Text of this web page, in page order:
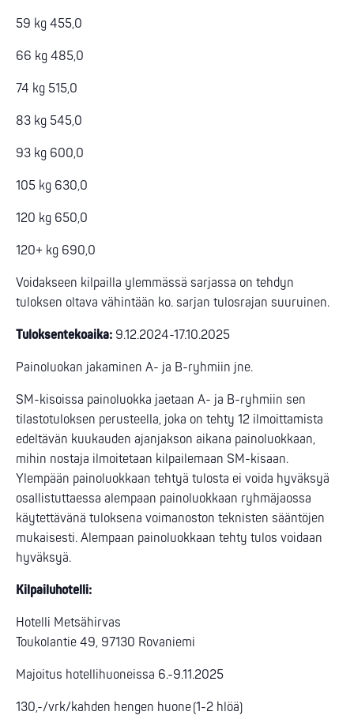
59 kg 455,0
66 kg 485,0
74 kg 515,0
83 kg 545,0
93 kg 600,0
105 kg 630,0
120 kg 650,0
120+ kg 690,0
Voidakseen kilpailla ylemmässä sarjassa on tehdyn
tuloksen oltava vähintään ko. sarjan tulosrajan suuruinen.
Tuloksentekoaika: 9.12.2024-17.10.2025
Painoluokan jakaminen A- ja B-ryhmiin jne.
SM-kisoissa painoluokka jaetaan A- ja B-ryhmiin sen
tilastotuloksen perusteella, joka on tehty 12 ilmoittamista
edeltävän kuukauden ajanjakson aikana painoluokkaan,
mihin nostaja ilmoitetaan kilpailemaan SM-kisaan.
Ylempään painoluokkaan tehtyä tulosta ei voida hyväksyä
osallistuttaessa alempaan painoluokkaan ryhmäjaossa
käytettävänä tuloksena voimanoston teknisten sääntöjen
mukaisesti. Alempaan painoluokkaan tehty tulos voidaan
hyväksyä.
Kilpailuhotelli:
Hotelli Metsähirvas
Toukolantie 49, 97130 Rovaniemi
Majoitus hotellihuoneissa 6.-9.11.2025
130,-/vrk/kahden hengen huone (1-2 hlöä)